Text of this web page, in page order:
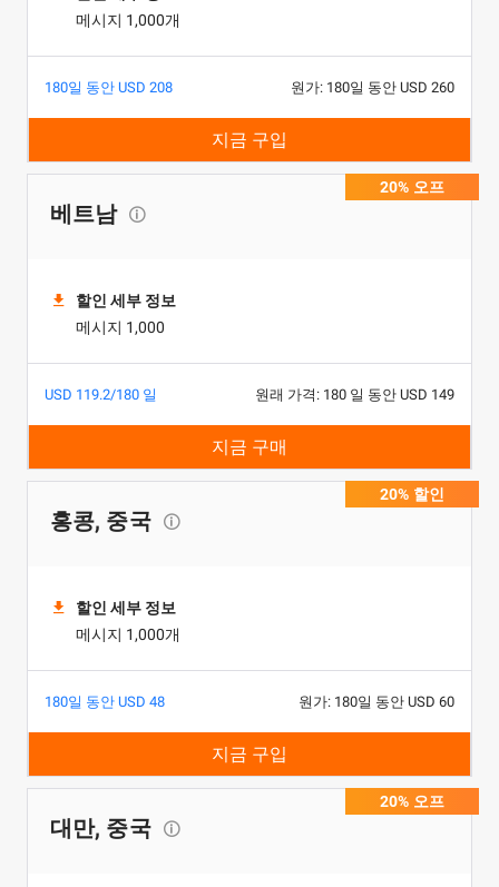
메시지 1,000개
180일 동안 USD 208 원가: 180일 동안 USD 260
지금 구입
20% 오프
베트남
할인 세부 정보
메시지 1,000
USD 119.2/180 일 원래 가격: 180 일 동안 USD 149
지금 구매
20% 할인
홍콩, 중국
할인 세부 정보
메시지 1,000개
180일 동안 USD 48 원가: 180일 동안 USD 60
지금 구입
20% 오프
대만, 중국